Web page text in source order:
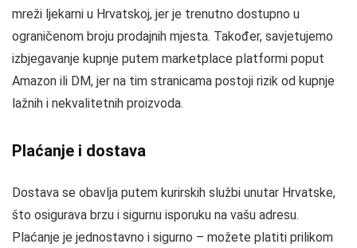
mreži ljekarni u Hrvatskoj, jer je trenutno dostupno u
ograničenom broju prodajnih mjesta. Također, savjetujemo
izbjegavanje kupnje putem marketplace platformi poput
Amazon ili DM, jer na tim stranicama postoji rizik od kupnje
lažnih i nekvalitetnih proizvoda.
Plaćanje i dostava
Dostava se obavlja putem kurirskih službi unutar Hrvatske,
što osigurava brzu i sigurnu isporuku na vašu adresu.
Plaćanje je jednostavno i sigurno – možete platiti prilikom